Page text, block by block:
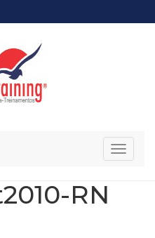
RN